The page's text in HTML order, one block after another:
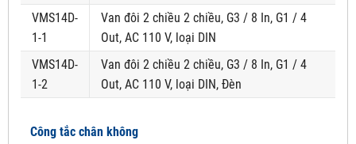
VMS14D-
1-1
Van đôi 2 chiều 2 chiều, G3 / 8 In, G1 / 4
Out, AC 110 V, loại DIN
VMS14D-
1-2
Van đôi 2 chiều 2 chiều, G3 / 8 In, G1 / 4
Out, AC 110 V, loại DIN, Đèn
Công tắc chân không